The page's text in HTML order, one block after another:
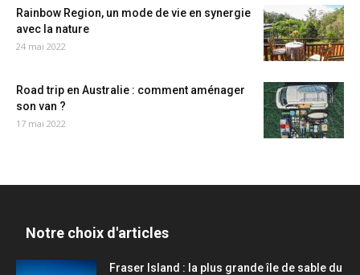
Rainbow Region, un mode de vie en synergie
avec la nature
24 mai 2022
Road trip en Australie : comment aménager
son van ?
17 mai 2022
Notre choix d'articles
Fraser Island : la plus grande île de sable du